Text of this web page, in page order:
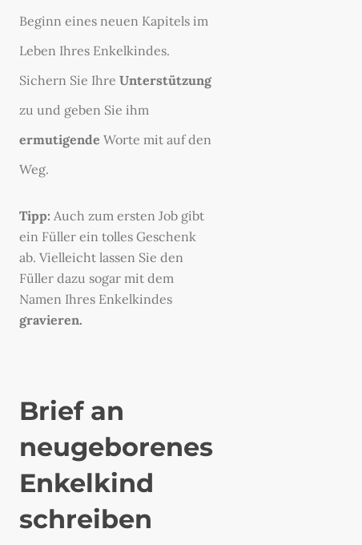
Beginn eines neuen Kapitels im
Leben Ihres Enkelkindes.
Sichern Sie Ihre Unterstützung
zu und geben Sie ihm
ermutigende Worte mit auf den
Weg.
Tipp: Auch zum ersten Job gibt
ein Füller ein tolles Geschenk
ab. Vielleicht lassen Sie den
Füller dazu sogar mit dem
Namen Ihres Enkelkindes
gravieren.
Brief an
neugeborenes
Enkelkind
schreiben